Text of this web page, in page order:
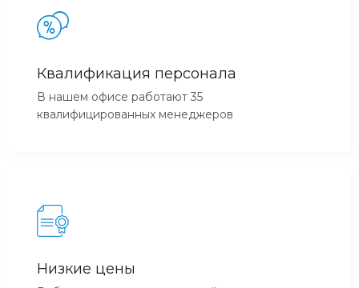
Квалификация персонала
В нашем офисе работают 35
квалифицированных менеджеров
Низкие цены